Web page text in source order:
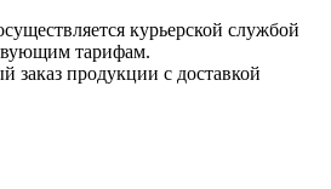
курьерской службой
тарифам.
заказ продукции с доставкой